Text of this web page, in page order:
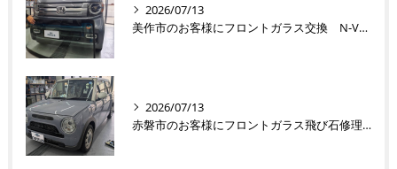
2026/07/13
美作市のお客様にフロントガラス交換 N-VAN【nexus株式会社】
2026/07/13
赤磐市のお客様にフロントガラス飛び石修理 ラパン【nexus株式会社】